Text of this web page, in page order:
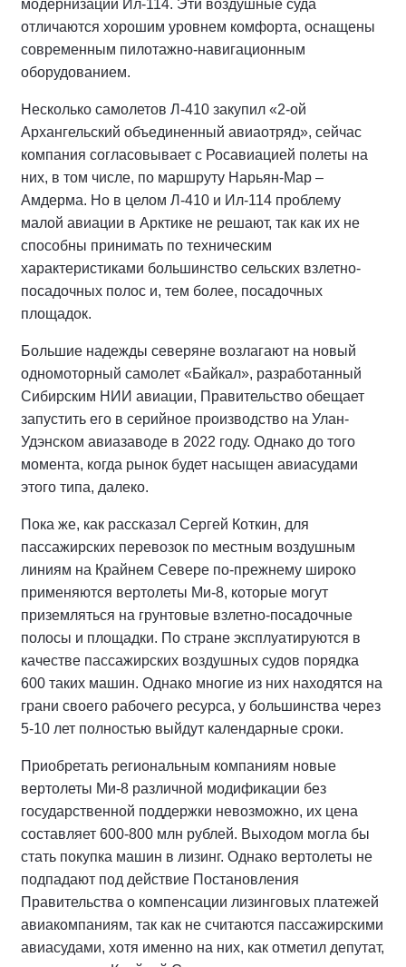
модернизации Ил-114. Эти воздушные суда
отличаются хорошим уровнем комфорта, оснащены
современным пилотажно-навигационным
оборудованием.
Несколько самолетов Л-410 закупил «2-ой
Архангельский объединенный авиаотряд», сейчас
компания согласовывает с Росавиацией полеты на
них, в том числе, по маршруту Нарьян-Мар –
Амдерма. Но в целом Л-410 и Ил-114 проблему
малой авиации в Арктике не решают, так как их не
способны принимать по техническим
характеристиками большинство сельских взлетно-
посадочных полос и, тем более, посадочных
площадок.
Большие надежды северяне возлагают на новый
одномоторный самолет «Байкал», разработанный
Сибирским НИИ авиации, Правительство обещает
запустить его в серийное производство на Улан-
Удэнском авиазаводе в 2022 году. Однако до того
момента, когда рынок будет насыщен авиасудами
этого типа, далеко.
Пока же, как рассказал Сергей Коткин, для
пассажирских перевозок по местным воздушным
линиям на Крайнем Севере по-прежнему широко
применяются вертолеты Ми-8, которые могут
приземляться на грунтовые взлетно-посадочные
полосы и площадки. По стране эксплуатируются в
качестве пассажирских воздушных судов порядка
600 таких машин. Однако многие из них находятся на
грани своего рабочего ресурса, у большинства через
5-10 лет полностью выйдут календарные сроки.
Приобретать региональным компаниям новые
вертолеты Ми-8 различной модификации без
государственной поддержки невозможно, их цена
составляет 600-800 млн рублей. Выходом могла бы
стать покупка машин в лизинг. Однако вертолеты не
подпадают под действие Постановления
Правительства о компенсации лизинговых платежей
авиакомпаниям, так как не считаются пассажирскими
авиасудами, хотя именно на них, как отметил депутат,